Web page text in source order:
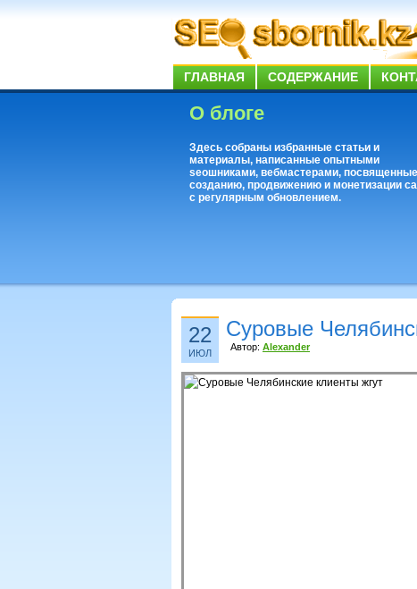
ГЛАВНАЯ СОДЕРЖАНИЕ
О блоге
Здесь собраны избранные статьи и
материалы, написанные опытными
seoшниками, вебмастерами, посвященные
созданию, продвижению и монетизации
с регулярным обновлением.
22
ИЮЛ
Суровые
Автор: Alexander